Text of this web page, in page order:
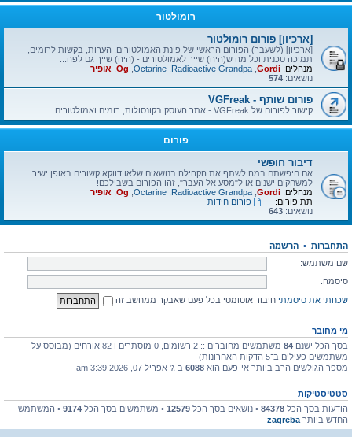
רומולטור
[ארכיון] פורום רומולטור
[ארכיון] (לשעבר) הפורום הראשי של פינת האמולטורים. הערות, בקשות לרומים,
תמיכה טכנית וכל מה ש(היה) שייך לאמולטורים - (היה) שייך גם לפה...
מנהלים: Gordi
Radioactive Grandpa
Octarine
Og אופיר
נושאים: 574
פורום שותף - VGFreak
קישור לפורום של VGFreak - אתר העוסק בקונסולות, רומים ואמולטורים.
פורום
דיבור חופשי
אם חיפשתם במה לשתף את הקהילה בנושאים שלאו דווקא קשורים באופן ישיר
למשחקים ישנים או ל"מסע אל העבר", זהו הפורום בשבילכם!
מנהלים: Gordi
Radioactive Grandpa
Octarine
Og אופיר
תת פורום:
פורום חידות
נושאים: 643
התחברות • הרשמה
שם משתמש:
סיסמה:
שכחתי את סיסמתי חיבור אוטומטי בכל פעם שאבקר ממחשב זה
מי מחובר
בסך הכל ישנם 84
משתמשים מחוברים :: 2 רשומים, 0 מוסתרים ו 82 אורחים (מבוסס על
משתמשים פעילים ב־5 הדקות האחרונות)
מספר הגולשים הרב ביותר אי-פעם הוא 6088 ב ג' אפריל 07, 2026 3:39 am
סטטיסטיקות
הודעות בסך הכל 84378 • נושאים בסך הכל 12579 • משתמשים בסך הכל 9174 • המשתמש
החדש ביותר zagreba